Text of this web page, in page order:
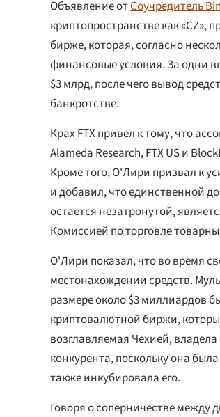
Объявление отСоучредитель
криптопространстве как «CZ»,
бирже, которая, согласно
финансовые условия. За одни
$3 млрд, после чего вывод
банкротстве.
Крах FTX привел к тому, что
Alameda Research, FTX US и
Кроме того, О'Лири призвал к
и добавил, что единственной
остается незатронутой,
Комиссией по торговле
О'Лири показал, что во время
местонахождении средств.
размере около $3 миллиардов
криптовалютной биржи,
возглавляемая Чехией,
конкурента, поскольку она
также инкубировала его.
Говоря о соперничестве